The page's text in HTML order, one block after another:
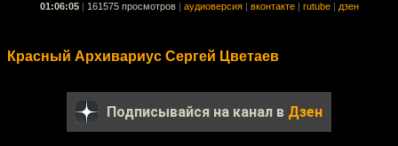
01:06:05 161575 просмотров аудиоверсия вконтакте rutube дзен
Красный Архивариус Сергей Цветаев
Подписывайся на канал в Дзен